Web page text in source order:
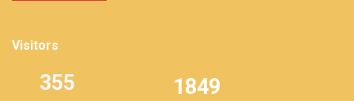
Visitors
355 1849